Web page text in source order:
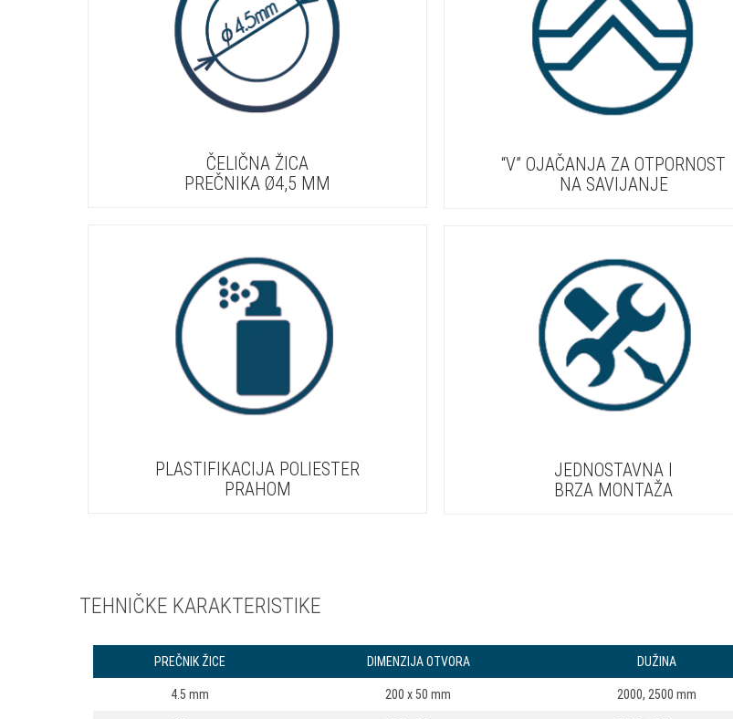
ČELIČNA ŽICA
PREČNIKA Ø4,5 MM
“V” OJAČANJA ZA OTPORNOST
NA SAVIJANJE
PLASTIFIKACIJA POLIESTER
PRAHOM
JEDNOSTAVNA I
BRZA MONTAŽA
TEHNIČKE KARAKTERISTIKE
PREČNIK ŽICE DIMENZIJA OTVORA DUŽINA
4.5 mm 200 x 50 mm 2000, 2500 mm